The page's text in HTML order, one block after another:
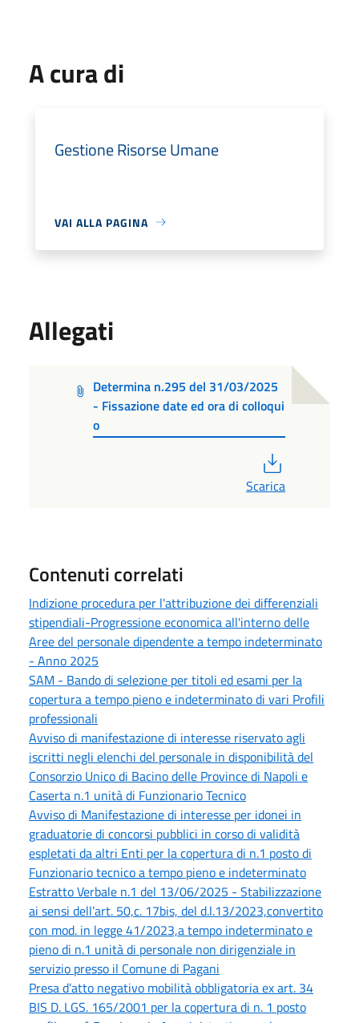
A cura di
Gestione Risorse Umane
VAI ALLA PAGINA
Allegati
Determina n.295 del 31/03/2025
- Fissazione date ed ora di colloqui
o
Scarica
Contenuti correlati
Indizione procedura per l'attribuzione dei differenziali
stipendiali-Progressione economica all'interno delle
Aree del personale dipendente a tempo indeterminato
- Anno 2025
SAM - Bando di selezione per titoli ed esami per la
copertura a tempo pieno e indeterminato di vari Profili
professionali
Avviso di manifestazione di interesse riservato agli
iscritti negli elenchi del personale in disponibilità del
Consorzio Unico di Bacino delle Province di Napoli e
Caserta n.1 unità di Funzionario Tecnico
Avviso di Manifestazione di interesse per idonei in
graduatorie di concorsi pubblici in corso di validità
espletati da altri Enti per la copertura di n.1 posto di
Funzionario tecnico a tempo pieno e indeterminato
Estratto Verbale n.1 del 13/06/2025 - Stabilizzazione
ai sensi dell’art. 50,c. 17bis, del d.l.13/2023,convertito
con mod. in legge 41/2023,a tempo indeterminato e
pieno di n.1 unità di personale non dirigenziale in
servizio presso il Comune di Pagani
Presa d’atto negativo mobilità obbligatoria ex art. 34
BIS D. LGS. 165/2001 per la copertura di n. 1 posto